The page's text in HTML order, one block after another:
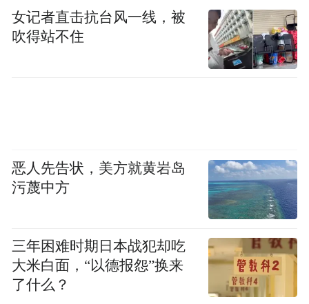
by the user of Dafeng Hao, which is a social media
platform and merely provides information storage
space services.”
女记者直击抗台风一线，被
吹得站不住
恶人先告状，美方就黄岩岛
污蔑中方
三年困难时期日本战犯却吃
大米白面，“以德报怨”换来
了什么？